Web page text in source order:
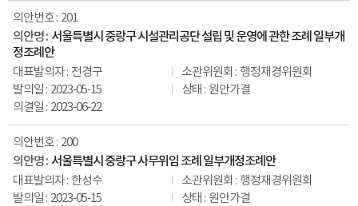
201
서울특별시 중랑구 시설관리공단 설립 및 운영에 관한 조례 일부개
정조례안
전경구
행정재경위원회
2023-05-15
원안가결
2023-06-22
200
서울특별시 중랑구 사무위임 조례 일부개정조례안
한성수
행정재경위원회
2023-05-15
원안가결